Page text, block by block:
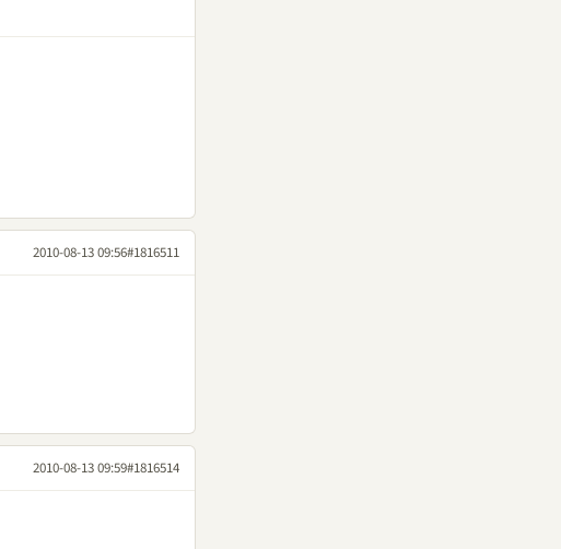
2010-08-13 09:56#1816511
2010-08-13 09:59#1816514